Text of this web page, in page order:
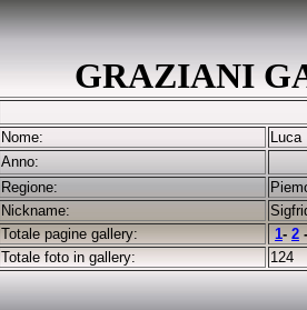
GRAZIANI
Nome:
Luca
Anno:
Regione:
Nickname:
Totale pagine gallery:
1- 2 -
Totale foto in gallery:
124